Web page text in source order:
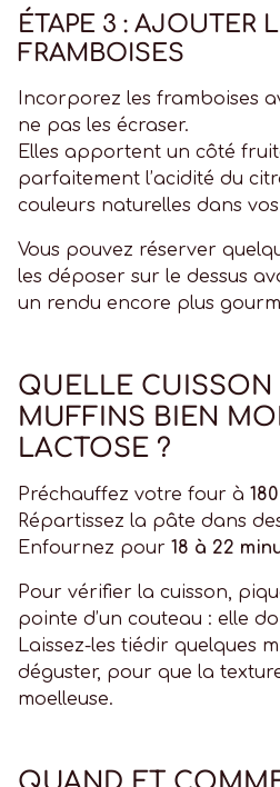
ÉTAPE 3 : AJOUTER
FRAMBOISES
Incorporez les framboises
ne pas les écraser.
Elles apportent un côté
parfaitement l’acidité du
couleurs naturelles dans
Vous pouvez réserver
les déposer sur le dessus
un rendu encore plus
QUELLE CUISSON
MUFFINS BIEN
LACTOSE ?
Préchauffez votre four à
Répartissez la pâte dans
Enfournez pour 18 à 22
Pour vérifier la cuisson,
pointe d’un couteau : elle
Laissez-les tiédir quelques
déguster, pour que la
moelleuse.